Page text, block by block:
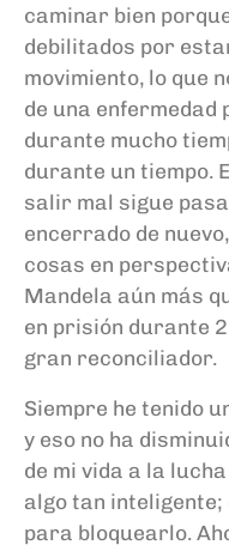
caminar bien
debilitados por
movimiento, lo que
de una enfermedad
durante mucho
durante un tiempo.
salir mal sigue
encerrado de
cosas en
Mandela aún más
en prisión durante
gran reconciliador.
Siempre he tenido
y eso no ha
de mi vida a la
algo tan inteligente;
para bloquearlo.